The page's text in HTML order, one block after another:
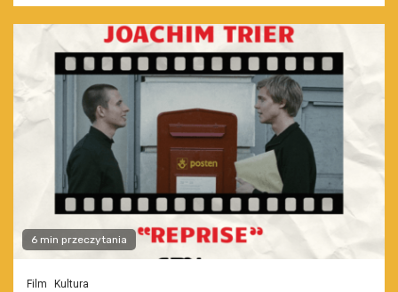
6 min przeczytania
Film Kultura